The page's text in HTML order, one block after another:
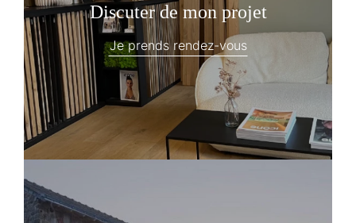
Discuter de mon projet
Je prends rendez-vous